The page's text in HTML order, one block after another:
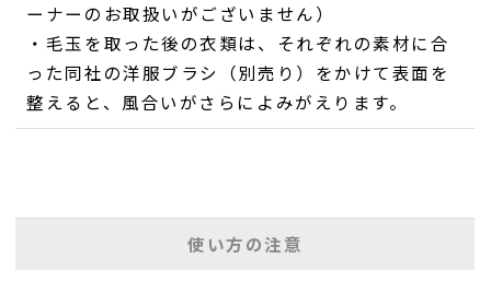
ーナーのお取扱いがございません）
・毛玉を取った後の衣類は、それぞれの素材に合
った同社の洋服ブラシ（別売り）をかけて表面を
整えると、風合いがさらによみがえります。
使い方の注意